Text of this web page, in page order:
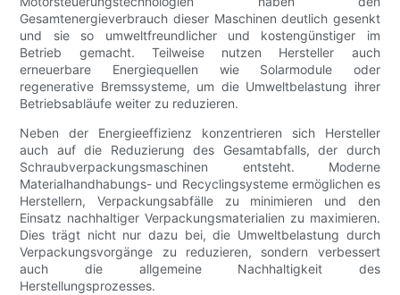
Gesamtenergieverbrauch dieser Maschinen deutlich gesenkt
und sie so umweltfreundlicher und kostengünstiger im
Betrieb gemacht. Teilweise nutzen Hersteller auch
erneuerbare Energiequellen wie Solarmodule oder
regenerative Bremssysteme, um die Umweltbelastung ihrer
Betriebsabläufe weiter zu reduzieren.
Neben der Energieeffizienz konzentrieren sich Hersteller
auch auf die Reduzierung des Gesamtabfalls, der durch
Schraubverpackungsmaschinen entsteht. Moderne
Materialhandhabungs- und Recyclingsysteme ermöglichen es
Herstellern, Verpackungsabfälle zu minimieren und den
Einsatz nachhaltiger Verpackungsmaterialien zu maximieren.
Dies trägt nicht nur dazu bei, die Umweltbelastung durch
Verpackungsvorgänge zu reduzieren, sondern verbessert
auch die allgemeine Nachhaltigkeit des
Herstellungsprozesses.